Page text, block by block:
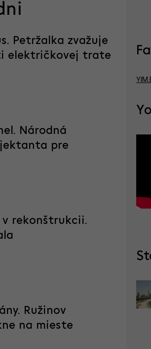
Petržalka zvažuje
električkovej trate
Národná
pre
v rekonštrukcii.
Ružinov
na mieste